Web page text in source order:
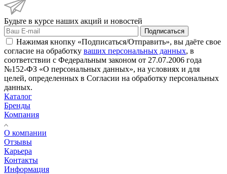
Будьте в курсе наших акций и новостей
Подписаться
Нажимая кнопку «Подписаться/Отправить», вы даёте свое
согласие на обработку ваших персональных данных, в
соответствии с Федеральным законом от 27.07.2006 года
№152-ФЗ «О персональных данных», на условиях и для
целей, определенных в Согласии на обработку персональных
данных.
Каталог
Бренды
Компания
О компании
Отзывы
Карьера
Контакты
Информация